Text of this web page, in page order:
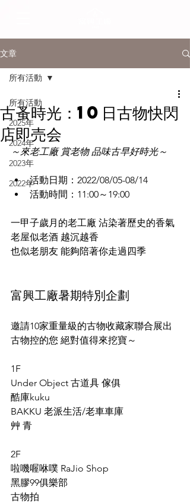
文章
所有活動
2025年
2024年
2023年
2022年
所有活動
古蚤時光：10日古物快閃
店即売会
～來老工廠 賞老物 品味古早好時光～
活動日期：2022/08/05-08/14
活動時間：11:00～19:00
一甲子歲月的老工廠 沾染著歷史的香氣
老屋似老酒 越沉越香
也似老朋友 能夠陪著你走過四季
富興工廠暑期特別企劃
邀請10家重量級的古物收藏家聯合展出
古物控的您 絕對值得來挖寶～
1F
Under Object 古道具 傢俱
酷庫kuku
BAKKU 老派生活/老車車庫
艸 青
2F
啦嘰喔咻噗 RaJio Shop
黑膠99俱樂部
古物拍